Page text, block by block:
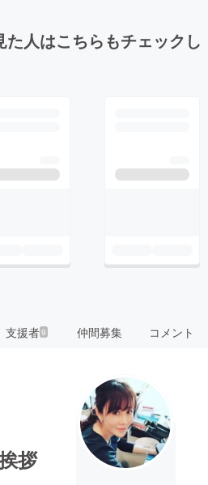
人はこちらもチェックし
支援者9 仲間募集 コメント
拶